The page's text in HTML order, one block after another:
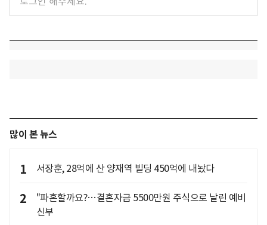
많이 본 뉴스
1 서장훈, 28억에 산 양재역 빌딩 450억에 내놨다
2
"파혼할까요?…결혼자금 5500만원 주식으로 날린 예비
신부